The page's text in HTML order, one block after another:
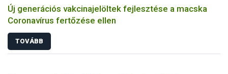
Új generációs vakcinajelöltek fejlesztése a macska
Coronavírus fertőzése ellen
TOVÁBB